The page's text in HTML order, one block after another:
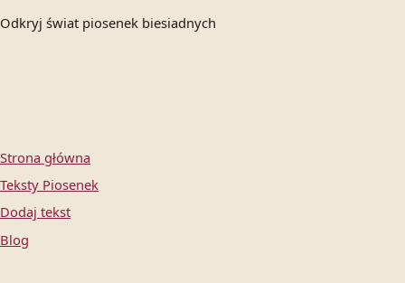
Odkryj świat piosenek biesiadnych
Strona główna
Teksty Piosenek
Dodaj tekst
Blog